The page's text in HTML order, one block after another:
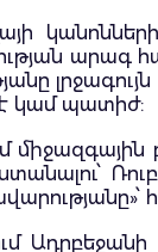
արագ
է կամ պատիժ:
միջազգային
ստանալու՝
Ադրբեջանի